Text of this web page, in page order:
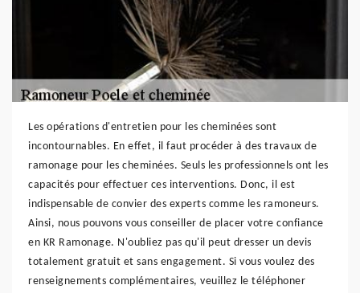
Les opérations d'entretien pour les cheminées sont
incontournables. En effet, il faut procéder à des travaux de
ramonage pour les cheminées. Seuls les professionnels ont les
capacités pour effectuer ces interventions. Donc, il est
indispensable de convier des experts comme les ramoneurs.
Ainsi, nous pouvons vous conseiller de placer votre confiance
en KR Ramonage. N'oubliez pas qu'il peut dresser un devis
totalement gratuit et sans engagement. Si vous voulez des
renseignements complémentaires, veuillez le téléphoner